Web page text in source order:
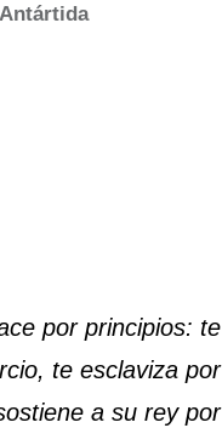
por principios: te
te esclaviza por
a su rey por